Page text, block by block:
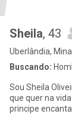
Sheila, 43
Uberlândia,
Buscando:
Sou Sheila Oliveira Um Mulher Guerreira que vive em
que quer na
principe